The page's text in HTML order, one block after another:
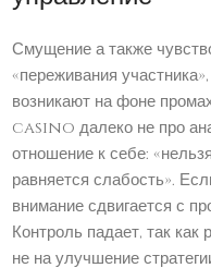
Смущение а также
«переживания
возникают на фоне
casino далеко не про
отношение к себе:
равняется слабость».
внимание сдвигается с
Контроль падает, так
не на улучшение